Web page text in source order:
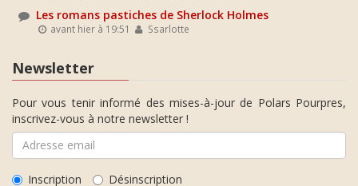
Les romans pastiches de Sherlock Holmes
avant hier à 19:51 Ssarlotte
Newsletter
Pour vous tenir informé des mises-à-jour de Polars Pourpres,
inscrivez-vous à notre newsletter !
Inscription Désinscription